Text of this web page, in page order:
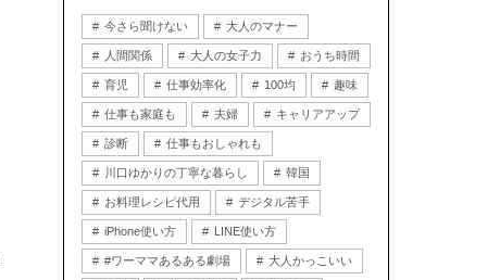
今さら聞けない 大人のマナー
人間関係 大人の女子力 おうち時間
育児 仕事効率化 100均 趣味
仕事も家庭も 夫婦 キャリアアップ
診断 仕事もおしゃれも
川口ゆかりの丁寧な暮らし 韓国
お料理レシピ代用 デジタル苦手
iPhone使い方 LINE使い方
#ワーママあるある劇場 大人かっこいい